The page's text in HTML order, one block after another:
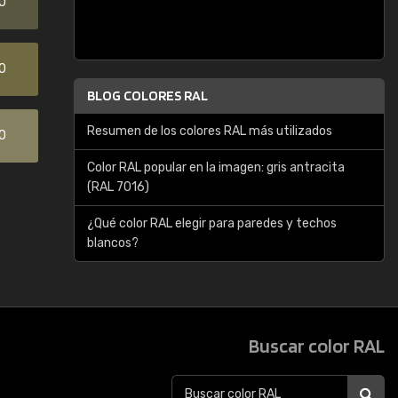
BLOG COLORES RAL
Resumen de los colores RAL más utilizados
Color RAL popular en la imagen: gris antracita
(RAL 7016)
¿Qué color RAL elegir para paredes y techos
blancos?
Buscar color RAL